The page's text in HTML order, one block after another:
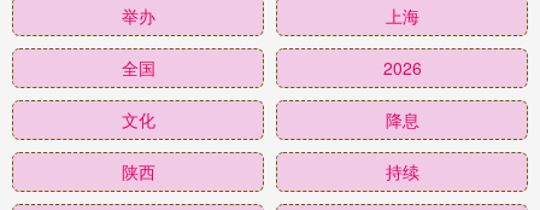
举办 上海
全国 2026
文化 降息
陕西 持续